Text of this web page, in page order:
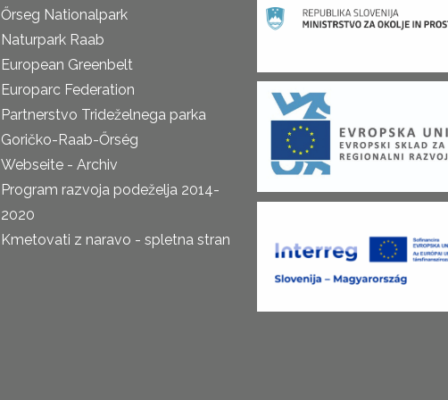
Őrseg Nationalpark
Naturpark Raab
European Greenbelt
Europarc Federation
Partnerstvo Trideželnega parka
Goričko-Raab-Őrség
Webseite - Archiv
Program razvoja podeželja 2014-
2020
Kmetovati z naravo - spletna stran